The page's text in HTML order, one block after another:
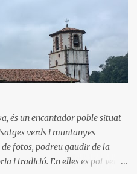
és un encantador poble situat
verds i muntanyes
fotos, podreu gaudir de la
i tradició. En elles es pot veure